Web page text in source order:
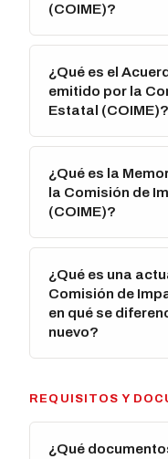
(COIME)?
¿Qué es el
emitido por la
Estatal (COIME)?
¿Qué es la
la Comisión de
(COIME)?
¿Qué es una
Comisión de
en qué se
nuevo?
REQUISITOS Y
¿Qué